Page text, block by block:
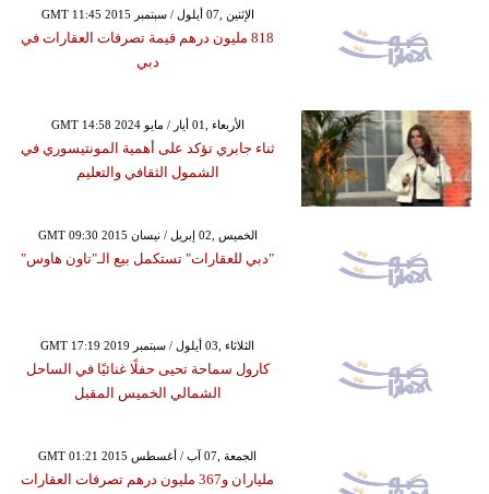
GMT 11:45 2015 الإثنين ,07 أيلول / سبتمبر
818 مليون درهم قيمة تصرفات العقارات في
دبي
GMT 14:58 2024 الأربعاء ,01 أيار / مايو
ثناء جابري تؤكد على أهمية المونتيسوري في
الشمول الثقافي والتعليم
GMT 09:30 2015 الخميس ,02 إبريل / نيسان
"دبي للعقارات" تستكمل بيع الـ"تاون هاوس"
GMT 17:19 2019 الثلاثاء ,03 أيلول / سبتمبر
كارول سماحة تحيى حفلًا غنائيًا في الساحل
الشمالي الخميس المقبل
GMT 01:21 2015 الجمعة ,07 آب / أغسطس
ملياران و367 مليون درهم تصرفات العقارات